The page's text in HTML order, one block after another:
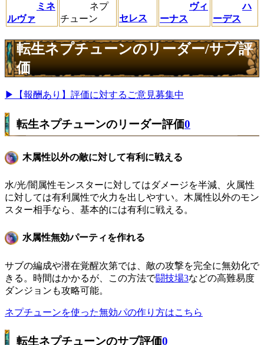
ミネ
ルヴァ
ネプ
チューン
セレス
ヴィ
ーナス
ハ
ーデス
転生ネプチューンのリーダー/サブ評
価
▶【報酬あり】評価に対するご意見募集中
転生ネプチューンのリーダー評価0
木属性以外の敵に対して有利に戦える
水/光/闇属性モンスターに対してはダメージを半減、火属性
に対しては有利属性で火力を出しやすい。木属性以外のモン
スター相手なら、基本的には有利に戦える。
水属性無効パーティを作れる
サブの編成や潜在覚醒次第では、敵の攻撃を完全に無効化で
きる。時間はかかるが、この方法で闘技場3などの高難易度
ダンジョンも攻略可能。
ネプチューンを使った無効パの作り方はこちら
転生ネプチューンのサブ評価0